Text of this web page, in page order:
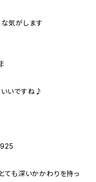
気がします
いですね♪
ても深いかかわりを持っ